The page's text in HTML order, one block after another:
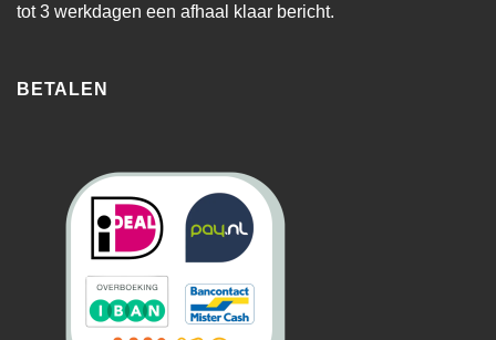
tot 3 werkdagen een afhaal klaar bericht.
BETALEN